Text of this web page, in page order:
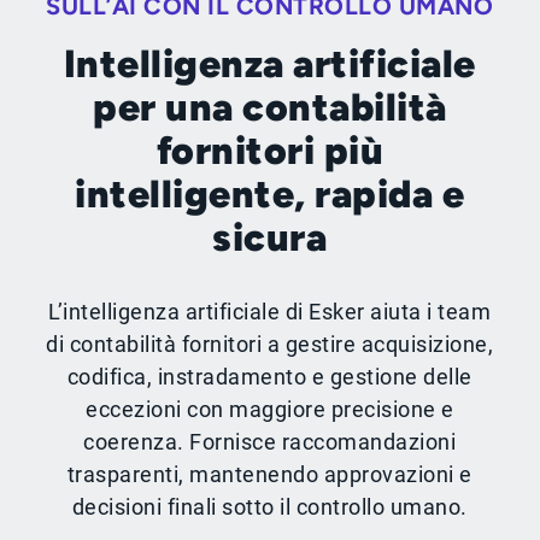
Intelligenza artificiale
per una contabilità
fornitori più
intelligente, rapida e
sicura
L’intelligenza artificiale di Esker aiuta i team
di contabilità fornitori a gestire acquisizione,
codifica, instradamento e gestione delle
eccezioni con maggiore precisione e
coerenza. Fornisce raccomandazioni
trasparenti, mantenendo approvazioni e
decisioni finali sotto il controllo umano.